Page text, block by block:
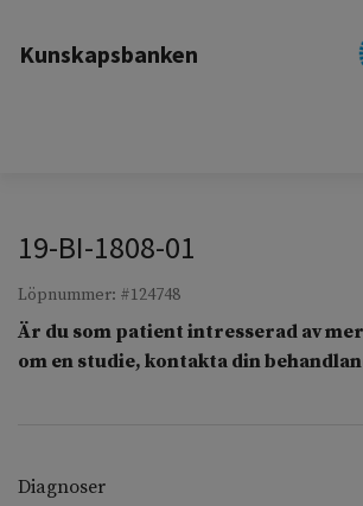
Kunskapsbanken
19-BI-1808-01
Löpnummer: #124748
Är du som patient intresserad av
om en studie, kontakta din
Diagnoser